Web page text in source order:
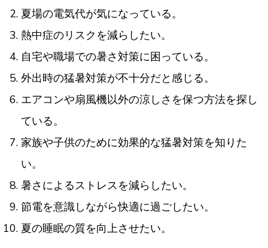
夏場の電気代が気になっている。
熱中症のリスクを減らしたい。
自宅や職場での暑さ対策に困っている。
外出時の猛暑対策が不十分だと感じる。
エアコンや扇風機以外の涼しさを保つ方法を探し
ている。
家族や子供のために効果的な猛暑対策を知りた
い。
暑さによるストレスを減らしたい。
節電を意識しながら快適に過ごしたい。
夏の睡眠の質を向上させたい。